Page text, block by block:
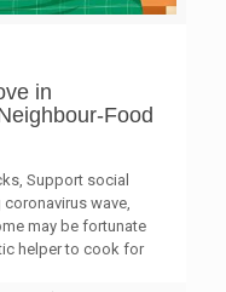
in
Food
Support social
wave,
may be fortunate
helper to cook for